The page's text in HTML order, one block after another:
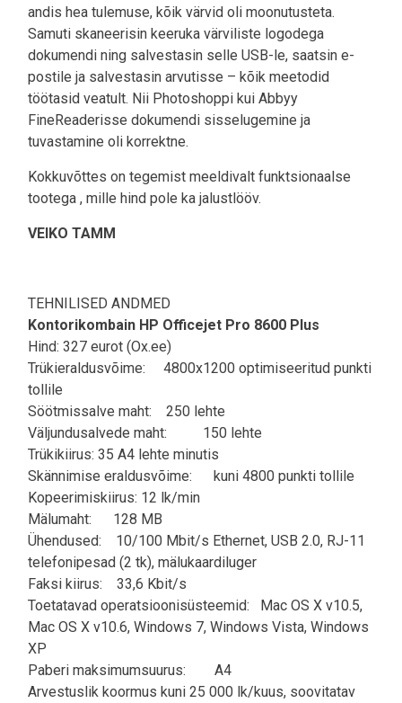
andis hea tulemuse, kõik värvid oli moonutusteta.
Samuti skaneerisin keeruka värviliste logodega
dokumendi ning salvestasin selle USB-le, saatsin e-
postile ja salvestasin arvutisse – kõik meetodid
töötasid veatult. Nii Photoshoppi kui Abbyy
FineReaderisse dokumendi sisselugemine ja
tuvastamine oli korrektne.
Kokkuvõttes on tegemist meeldivalt funktsionaalse
tootega , mille hind pole ka jalustlööv.
VEIKO TAMM
TEHNILISED ANDMED
Kontorikombain HP Officejet Pro 8600 Plus
Hind: 327 eurot (Ox.ee)
Trükieraldusvõime: 4800x1200 optimiseeritud punkti
tollile
Söötmissalve maht: 250 lehte
Väljundusalvede maht: 150 lehte
Trükikiirus: 35 A4 lehte minutis
Skännimise eraldusvõime: kuni 4800 punkti tollile
Kopeerimiskiirus: 12 lk/min
Mälumaht: 128 MB
Ühendused: 10/100 Mbit/s Ethernet, USB 2.0, RJ-11
telefonipesad (2 tk), mälukaardiluger
Faksi kiirus: 33,6 Kbit/s
Toetatavad operatsioonisüsteemid: Mac OS X v10.5,
Mac OS X v10.6, Windows 7, Windows Vista, Windows
XP
Paberi maksimumsuurus: A4
Arvestuslik koormus kuni 25 000 lk/kuus, soovitatav